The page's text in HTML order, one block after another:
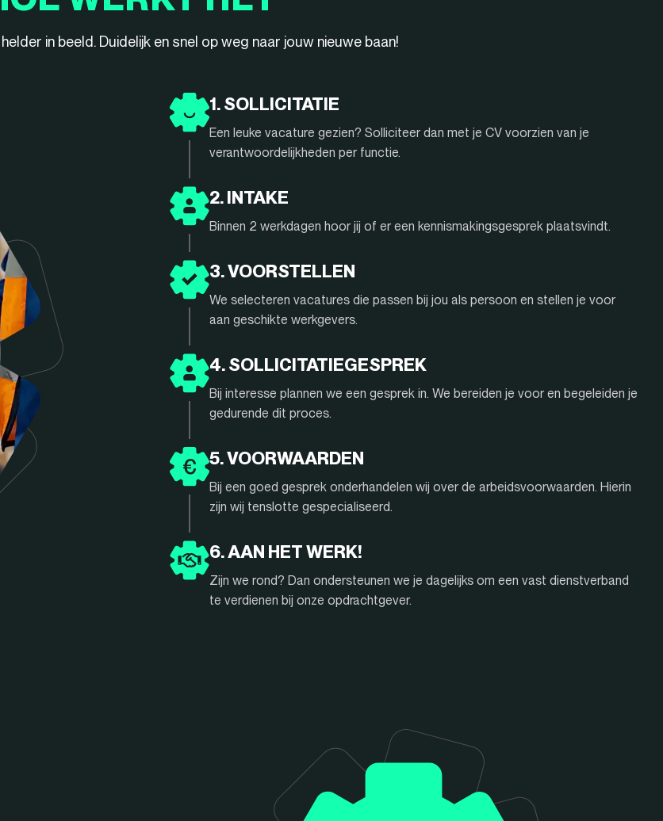
in beeld. Duidelijk en snel op weg naar jouw nieuwe baan!
1. SOLLICITATIE
Een leuke vacature gezien? Solliciteer dan met je CV voorzien van je
verantwoordelijkheden per functie.
2. INTAKE
Binnen 2 werkdagen hoor jij of er een kennismakingsgesprek plaatsvindt.
3. VOORSTELLEN
We selecteren vacatures die passen bij jou als persoon en stellen je voor
aan geschikte werkgevers.
4. SOLLICITATIEGESPREK
Bij interesse plannen we een gesprek in. We bereiden je voor en begeleiden je
gedurende dit proces.
5. VOORWAARDEN
Bij een goed gesprek onderhandelen wij over de arbeidsvoorwaarden. Hierin
zijn wij tenslotte gespecialiseerd.
6. AAN HET WERK!
Zijn we rond? Dan ondersteunen we je dagelijks om een vast dienstverband
te verdienen bij onze opdrachtgever.